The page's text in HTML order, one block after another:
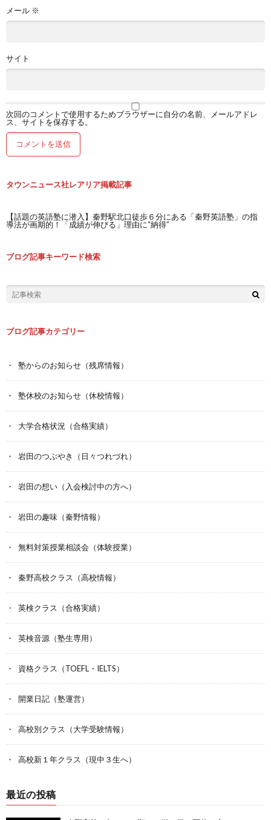
メール ※
サイト
次回のコメントで使用するためブラウザーに自分の名前、メールアドレ
ス、サイトを保存する。
タウンニュース社レアリア掲載記事
【話題の英語塾に潜入】秦野駅北口徒歩６分にある「秦野英語塾」の指
導法が画期的！「成績が伸びる」理由に“納得”
ブログ記事キーワード検索
ブログ記事カテゴリー
塾からのお知らせ（残席情報）
塾休校のお知らせ（休校情報）
大学合格状況（合格実績）
岩田のつぶやき（日々つれづれ）
岩田の想い（入会検討中の方へ）
岩田の趣味（秦野情報）
無料対策授業相談会（体験授業）
秦野高校クラス（高校情報）
英検クラス（合格実績）
英検音源（塾生専用）
資格クラス（TOEFL・IELTS）
開業日記（塾運営）
高校別クラス（大学受験情報）
高校新１年クラス（現中３生へ）
最近の投稿